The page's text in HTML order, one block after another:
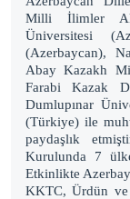
Milli İlimler
Üniversitesi
(Azerbaycan),
Abay Kazakh
Farabi Kazak
Dumlupınar
(Türkiye) ile
paydaşlık
Kurulunda 7
Etkinlikte
KKTC, Ürdün